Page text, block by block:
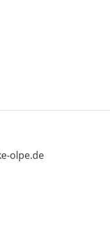
olpe.de